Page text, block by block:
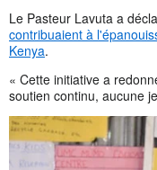
Le Pasteur Lavuta a
contribuaient à
Kenya.
« Cette initiative a
soutien continu, aucune